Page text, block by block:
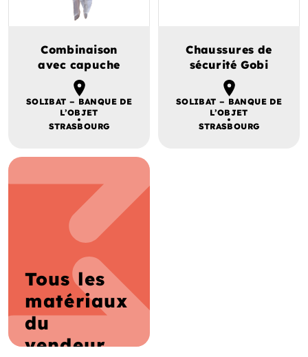
Combinaison
avec capuche
SOLIBAT – BANQUE DE
L’OBJET
STRASBOURG
Chaussures de
sécurité Gobi
SOLIBAT – BANQUE DE
L’OBJET
STRASBOURG
Tous les
matériaux
du
vendeur